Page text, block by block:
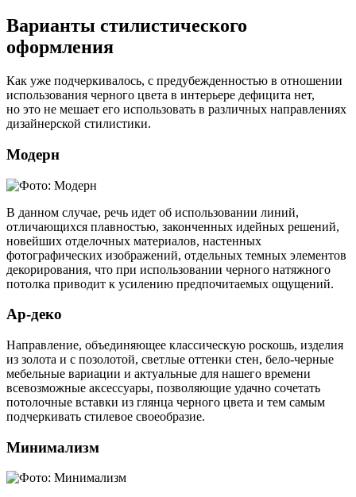
Варианты стилистического
оформления
Как уже подчеркивалось, с предубежденностью в отношении
использования черного цвета в интерьере дефицита нет,
но это не мешает его использовать в различных направлениях
дизайнерской стилистики.
Модерн
В данном случае, речь идет об использовании линий,
отличающихся плавностью, законченных идейных решений,
новейших отделочных материалов, настенных
фотографических изображений, отдельных темных элементов
декорирования, что при использовании черного натяжного
потолка приводит к усилению предпочитаемых ощущений.
Ар-деко
Направление, объединяющее классическую роскошь, изделия
из золота и с позолотой, светлые оттенки стен, бело-черные
мебельные вариации и актуальные для нашего времени
всевозможные аксессуары, позволяющие удачно сочетать
потолочные вставки из глянца черного цвета и тем самым
подчеркивать стилевое своеобразие.
Минимализм